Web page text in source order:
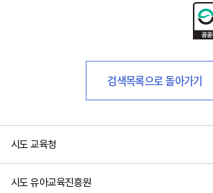
검색목록으로 돌아가기
시도 교육청
시도 유아교육진흥원